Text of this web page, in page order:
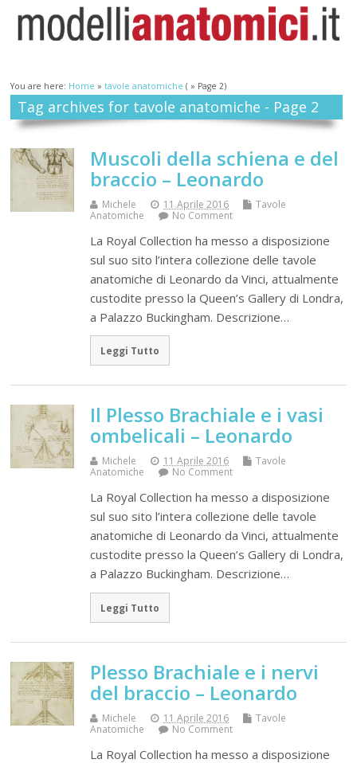
You are here: Home »tavole anatomiche ( » Page 2)
Tag archives for tavole anatomiche - Page 2
Muscoli della schiena e del
braccio – Leonardo
Michele 11 Aprile 2016
Tavole
Anatomiche
No Comment
La Royal Collection ha messo a disposizione
sul suo sito l’intera collezione delle tavole
anatomiche di Leonardo da Vinci, attualmente
custodite presso la Queen’s Gallery di Londra,
a Palazzo Buckingham. Descrizione…
Leggi Tutto
Il Plesso Brachiale e i vasi
ombelicali – Leonardo
Michele 11 Aprile 2016
Tavole
Anatomiche
No Comment
La Royal Collection ha messo a disposizione
sul suo sito l’intera collezione delle tavole
anatomiche di Leonardo da Vinci, attualmente
custodite presso la Queen’s Gallery di Londra,
a Palazzo Buckingham. Descrizione…
Leggi Tutto
Plesso Brachiale e i nervi
del braccio – Leonardo
Michele 11 Aprile 2016
Tavole
Anatomiche
No Comment
La Royal Collection ha messo a disposizione